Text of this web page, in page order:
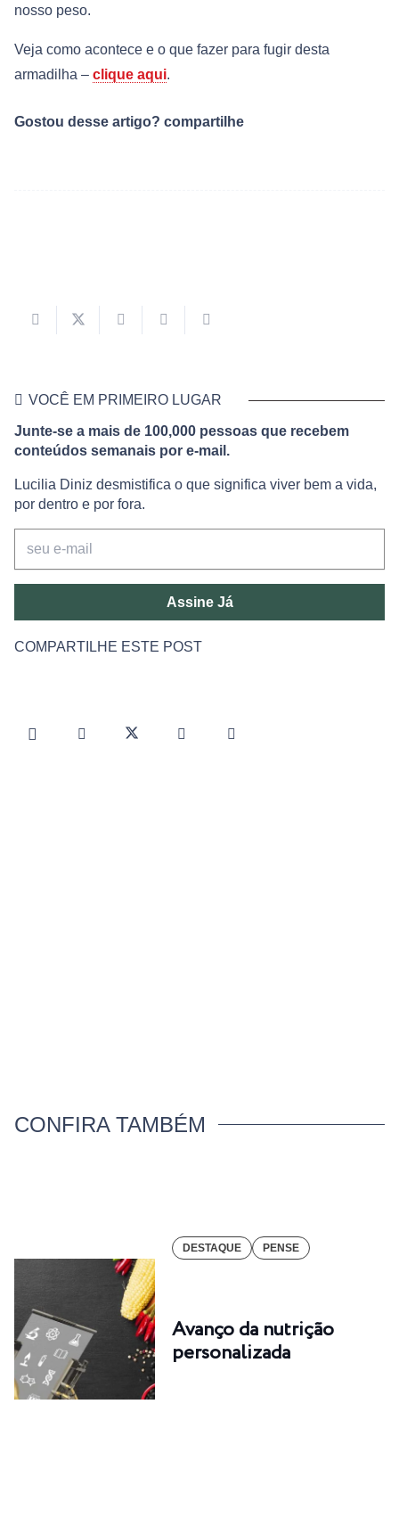
nosso peso.
Veja como acontece e o que fazer para fugir desta
armadilha – clique aqui.
Gostou desse artigo? compartilhe
VOCÊ EM PRIMEIRO LUGAR
Junte-se a mais de 100,000 pessoas que recebem
conteúdos semanais por e-mail.
Lucilia Diniz desmistifica o que significa viver bem a vida,
por dentro e por fora.
Assine Já
COMPARTILHE ESTE POST
CONFIRA TAMBÉM
DESTAQUE PENSE
Avanço da nutrição
personalizada